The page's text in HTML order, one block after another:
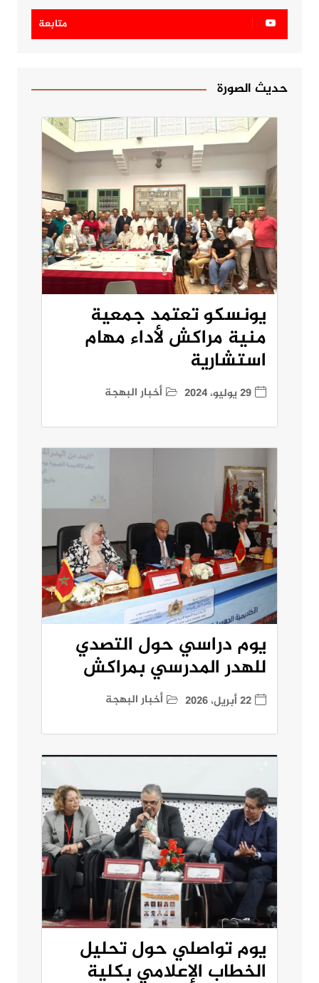
متابعة
حديث الصورة
يونسكو تعتمد جمعية
منية مراكش لأداء مهام
استشارية
29 يوليو، 2024 أخبار البهجة
يوم دراسي حول التصدي
للهدر المدرسي بمراكش
22 أبريل، 2026 أخبار البهجة
يوم تواصلي حول تحليل
الخطاب الإعلامي بكلية